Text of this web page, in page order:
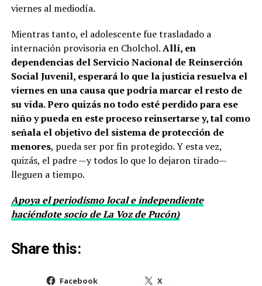
viernes al mediodía.
Mientras tanto, el adolescente fue trasladado a
internación provisoria en Cholchol.Allí, en
dependencias del Servicio Nacional de Reinserción
Social Juvenil, esperará lo que la justicia resuelva el
viernes en una causa que podría marcar el resto de
su vida. Pero quizás no todo esté perdido para ese
niño y pueda en este proceso reinsertarse y, tal como
señala el objetivo del sistema de protección de
menores, pueda ser por fin protegido. Y esta vez,
quizás, el padre —y todos lo que lo dejaron tirado—
lleguen a tiempo.
Apoya el periodismo local e independiente
haciéndote socio de La Voz de Pucón)
Share this:
Facebook X